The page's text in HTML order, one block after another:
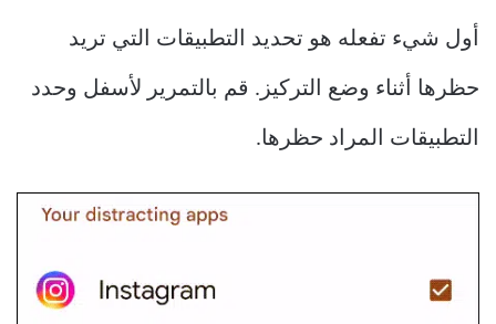
أول شيء تفعله هو تحديد التطبيقات التي تريد
حظرها أثناء وضع التركيز. قم بالتمرير لأسفل وحدد
التطبيقات المراد حظرها.